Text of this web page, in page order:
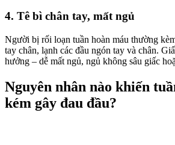
4. Tê bì chân tay, mất ngủ
Người bị rối loạn tuần hoàn máu thường
tay chân, lạnh các đầu ngón tay và chân.
hưởng – dễ mất ngủ, ngủ không sâu giấc
Nguyên nhân nào khiến
kém gây đau đầu?